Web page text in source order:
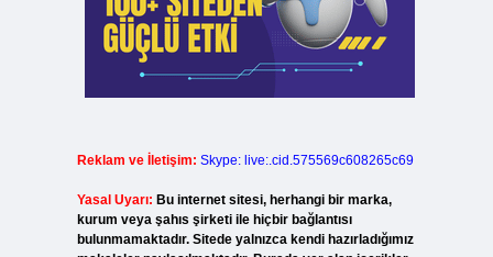
Reklam ve İletişim: Skype: live:.cid.575569c608265c69
Yasal Uyarı: Bu internet sitesi, herhangi bir marka,
kurum veya şahıs şirketi ile hiçbir bağlantısı
bulunmamaktadır. Sitede yalnızca kendi hazırladığımız